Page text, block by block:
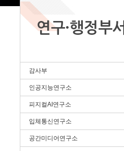
연구·행정부서
감사부
인공지능연구소
피지컬AI연구소
입체통신연구소
공간미디어연구소